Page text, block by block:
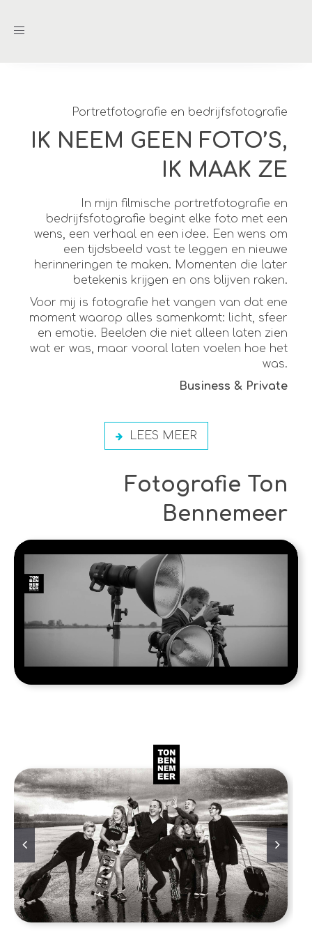
Toggle
Portretfotografie en bedrijfsfotografie
IK NEEM GEEN FOTO’S,
IK MAAK ZE
In mijn filmische portretfotografie en
bedrijfsfotografie begint elke foto met een
wens, een verhaal en een idee. Een wens om
een tijdsbeeld vast te leggen en nieuwe
herinneringen te maken. Momenten die later
betekenis krijgen en ons blijven raken.
Voor mij is fotografie het vangen van dat ene
moment waarop alles samenkomt: licht, sfeer
en emotie. Beelden die niet alleen laten zien
wat er was, maar vooral laten voelen hoe het
was.
Business & Private
LEES MEER
Fotografie Ton
Bennemeer